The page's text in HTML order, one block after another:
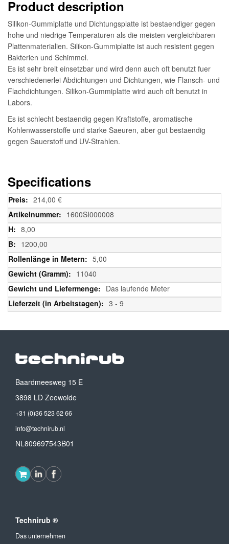
Product description
Silikon-Gummiplatte und Dichtungsplatte ist bestaendiger gegen
hohe und niedrige Temperaturen als die meisten vergleichbaren
Plattenmaterialien. Silikon-Gummiplatte ist auch resistent gegen
Bakterien und Schimmel.
Es ist sehr breit einsetzbar und wird denn auch oft benutzt fuer
verschiedenerlei Abdichtungen und Dichtungen, wie Flansch- und
Flachdichtungen. Silikon-Gummiplatte wird auch oft benutzt in
Labors.
Es ist schlecht bestaendig gegen Kraftstoffe, aromatische
Kohlenwasserstoffe und starke Saeuren, aber gut bestaendig
gegen Sauerstoff und UV-Strahlen.
Specifications
Weitere
Informationen
214,00 €
1600SI000008
8,00
1200,00
5,00
11040
Das laufende Meter
3 - 9
Baardmeesweg 15 E
3898 LD Zeewolde
+31 (0)36 523 62 66
info@technirub.nl
NL809697543B01
Technirub ®
Das unternehmen